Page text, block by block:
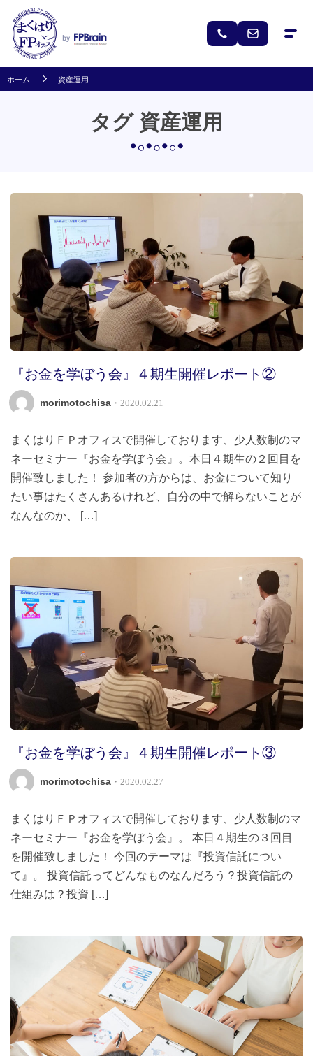
タグ 資産運用
ホーム 資産運用
『お金を学ぼう会』４期生開催レポート②
morimotochisa ・2020.02.21
まくはりＦＰオフィスで開催しております、少人数制のマ
ネーセミナー『お金を学ぼう会』。本日４期生の２回目を
開催致しました！ 参加者の方からは、お金について知り
たい事はたくさんあるけれど、自分の中で解らないことが
なんなのか、 […]
『お金を学ぼう会』４期生開催レポート③
morimotochisa ・2020.02.27
まくはりＦＰオフィスで開催しております、少人数制のマ
ネーセミナー『お金を学ぼう会』。 本日４期生の３回目
を開催致しました！ 今回のテーマは『投資信託につい
て』。 投資信託ってどんなものなんだろう？投資信託の
仕組みは？投資 […]